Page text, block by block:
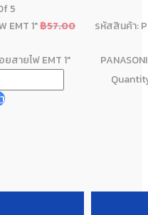
5
EMT 1"฿57.00
สายไฟ EMT 1"
รหัสสินค้า: